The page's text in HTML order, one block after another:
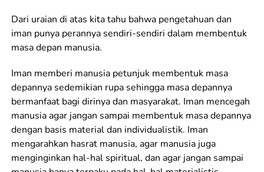
Dari uraian di atas kita tahu bahwa pengetahuan dan
iman punya perannya sendiri-sendiri dalam membentuk
masa depan manusia.
Iman memberi manusia petunjuk membentuk masa
depannya sedemikian rupa sehingga masa depannya
bermanfaat bagi dirinya dan masyarakat. Iman mencegah
manusia agar jangan sampai membentuk masa depan­nya
dengan basis material dan individualistik. Iman
mengarahkan hasrat manusia, agar manusia juga
menginginkan hal-hal spiritual, dan agar jangan sampai